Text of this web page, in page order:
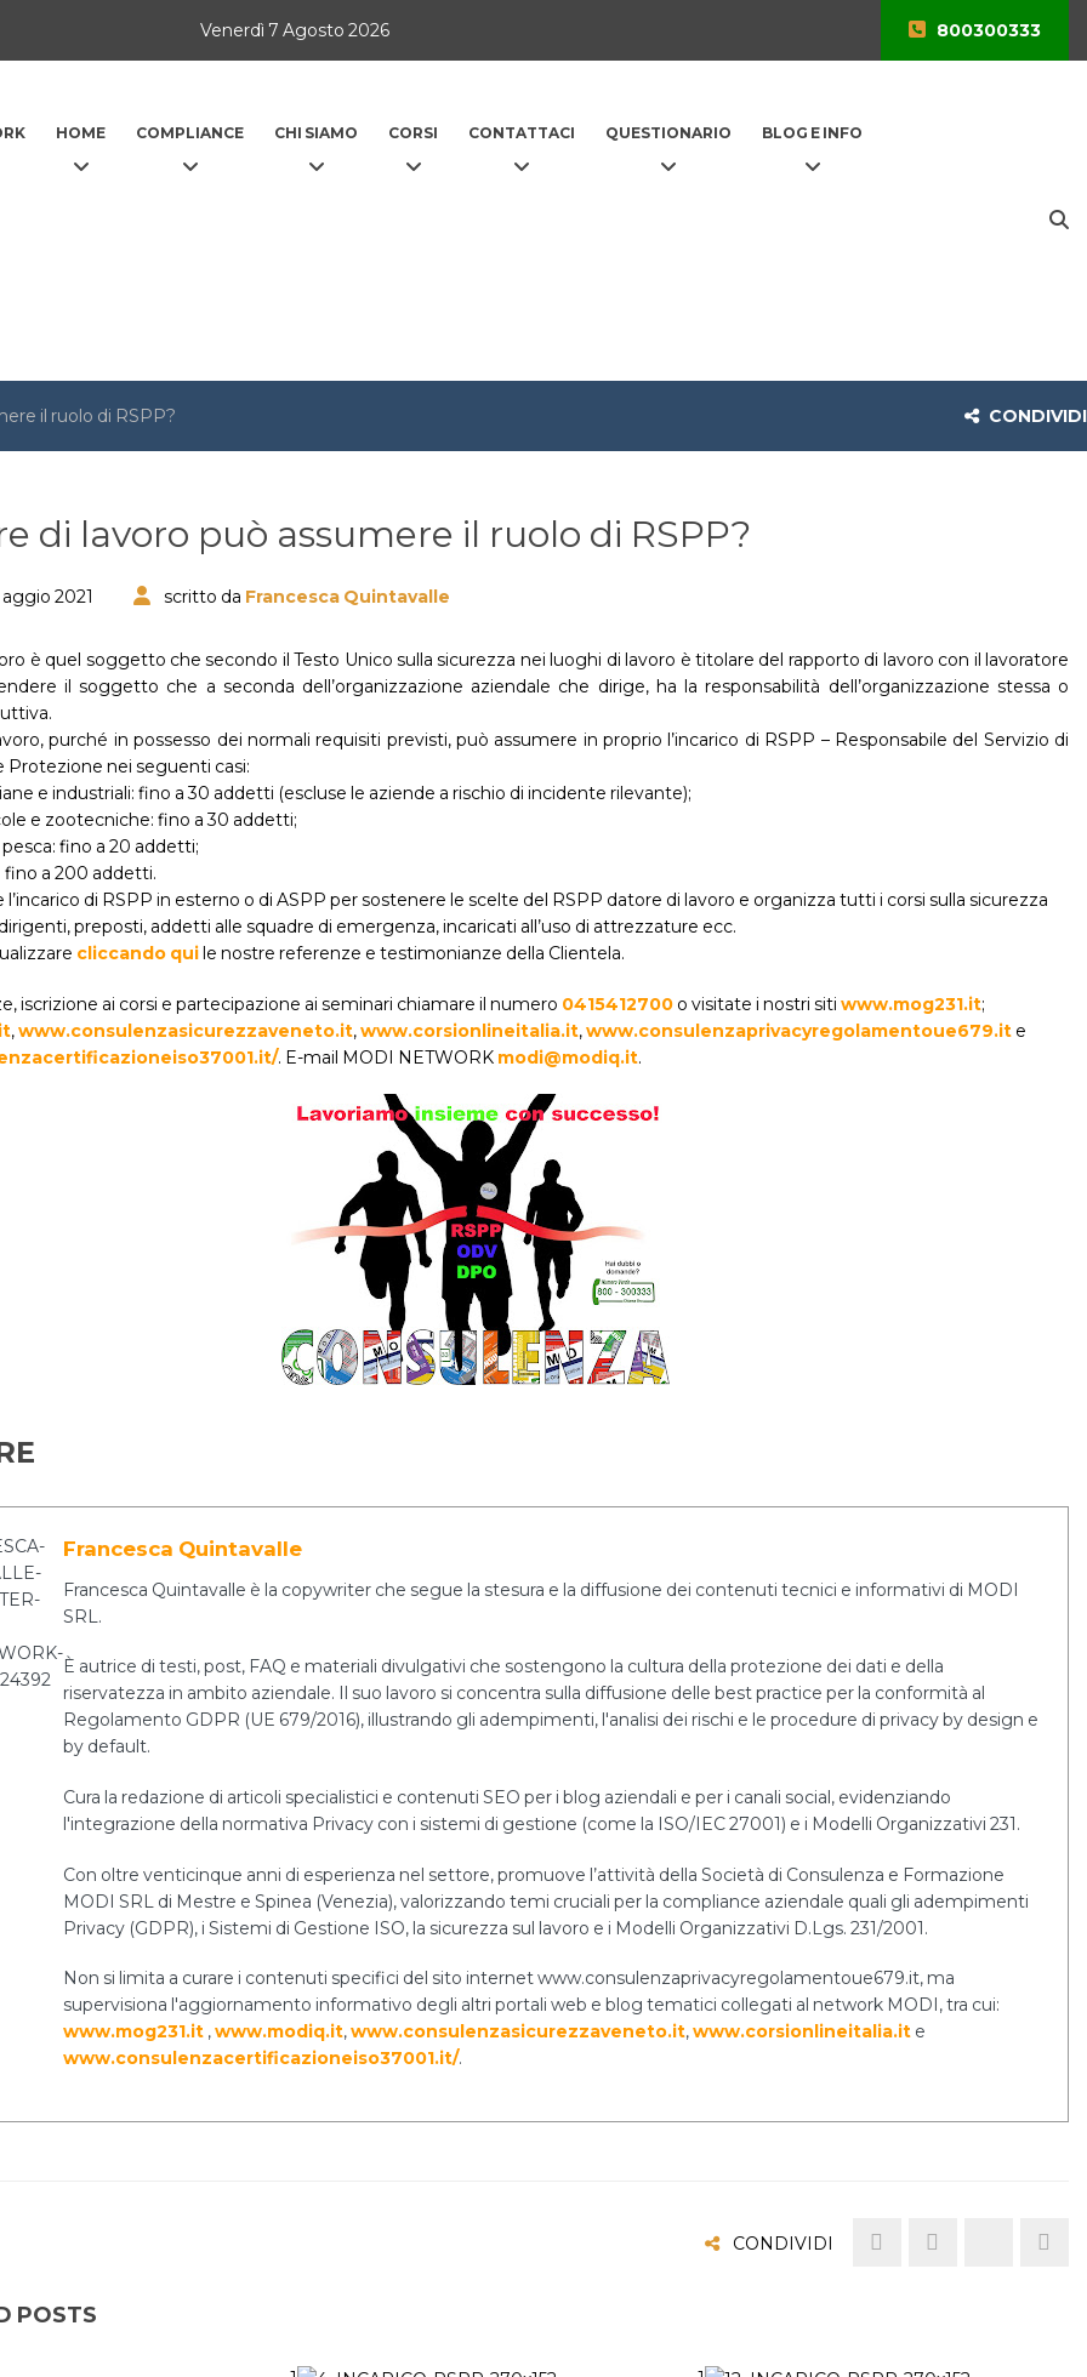
Venerdì 7 Agosto 2026 800300333
HOME COMPLIANCE CHI SIAMO CORSI CONTATTACI QUESTIONARIO BLOG E INFO
il ruolo di RSPP? CONDIVIDI
di lavoro può assumere il ruolo di RSPP?
2021 scritto da Francesca Quintavalle
è quel soggetto che secondo il Testo Unico sulla sicurezza nei luoghi di lavoro è titolare del rapporto di lavoro con il lavoratore
il soggetto che a seconda dell’organizzazione aziendale che dirige, ha la responsabilità dell’organizzazione stessa o
purché in possesso dei normali requisiti previsti, può assumere in proprio l’incarico di RSPP – Responsabile del Servizio di
Protezione nei seguenti casi:
e industriali: fino a 30 addetti (escluse le aziende a rischio di incidente rilevante);
e zootecniche: fino a 30 addetti;
pesca: fino a 20 addetti;
fino a 200 addetti.
di RSPP in esterno o di ASPP per sostenere le scelte del RSPP datore di lavoro e organizza tutti i corsi sulla sicurezza
preposti, addetti alle squadre di emergenza, incaricati all’uso di attrezzature ecc.
cliccando quile nostre referenze e testimonianze della Clientela.
iscrizione ai corsi e partecipazione ai seminari chiamare il numero 0415412700 o visitate i nostri siti www.mog231.it;
,www.consulenzasicurezzaveneto.it,www.corsionlineitalia.it,www.consulenzaprivacyregolamentoue679.it e
. E-mail MODI NETWORK modi@modiq.it.
Francesca Quintavalle
Francesca Quintavalle è la copywriter che segue la stesura e la diffusione dei contenuti tecnici e informativi di MODI
SRL.
È autrice di testi, post, FAQ e materiali divulgativi che sostengono la cultura della protezione dei dati e della
riservatezza in ambito aziendale. Il suo lavoro si concentra sulla diffusione delle best practice per la conformità al
Regolamento GDPR (UE 679/2016), illustrando gli adempimenti, l'analisi dei rischi e le procedure di privacy by design e
by default.
Cura la redazione di articoli specialistici e contenuti SEO per i blog aziendali e per i canali social, evidenziando
l'integrazione della normativa Privacy con i sistemi di gestione (come la ISO/IEC 27001) e i Modelli Organizzativi 231.
Con oltre venticinque anni di esperienza nel settore, promuove l’attività della Società di Consulenza e Formazione
MODI SRL di Mestre e Spinea (Venezia), valorizzando temi cruciali per la compliance aziendale quali gli adempimenti
Privacy (GDPR), i Sistemi di Gestione ISO, la sicurezza sul lavoro e i Modelli Organizzativi D.Lgs. 231/2001.
Non si limita a curare i contenuti specifici del sito internet www.consulenzaprivacyregolamentoue679.it, ma
supervisiona l'aggiornamento informativo degli altri portali web e blog tematici collegati al network MODI, tra cui:
www.mog231.it ,www.modiq.it,www.consulenzasicurezzaveneto.it,www.corsionlineitalia.it e
www.consulenzacertificazioneiso37001.it/.
CONDIVIDI
POSTS